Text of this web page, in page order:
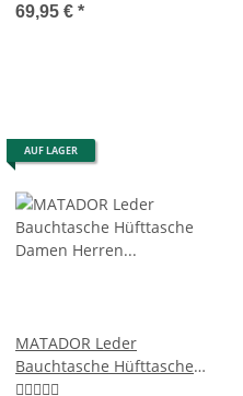
69,95 € *
AUF LAGER
MATADOR Leder
Bauchtasche Hüfttasche
Damen Herren Gürteltasche